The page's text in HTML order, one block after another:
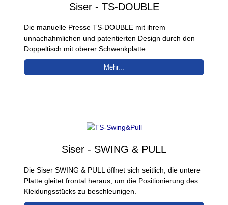
Siser - TS-DOUBLE
Die manuelle Presse TS-DOUBLE mit ihrem
unnachahmlichen und patentierten Design durch den
Doppeltisch mit oberer Schwenkplatte.
Mehr...
Siser - SWING & PULL
Die Siser SWING & PULL öffnet sich seitlich, die untere
Platte gleitet frontal heraus, um die Positionierung des
Kleidungsstücks zu beschleunigen.